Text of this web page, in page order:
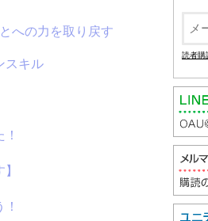
への力を取り戻す
スキル
読者購